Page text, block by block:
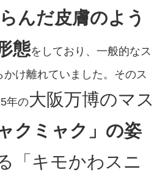
んだ皮膚のよう
態をしており、一般的なス
け離れていました。そのス
年の大阪万博のマス
ャクミャク」の姿
「キモかわスニ